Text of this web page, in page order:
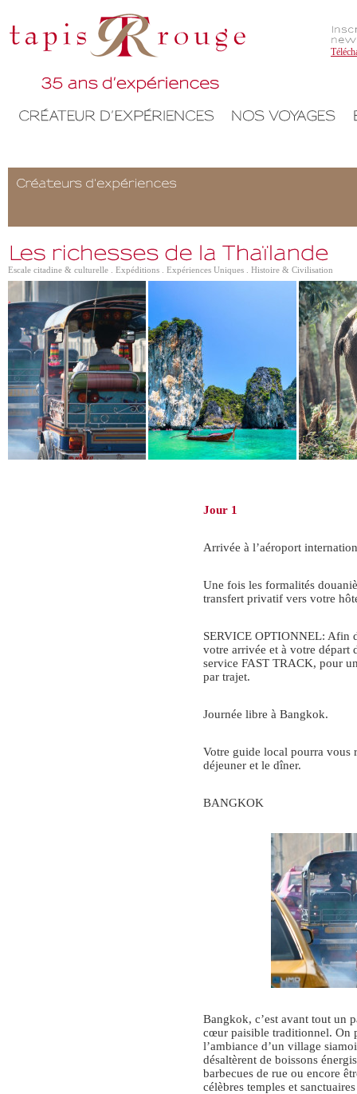
Escale citadine & culturelle . Expéditions . Expériences Uniques . Histoire & Civilisation
Jour 1
Arrivée à l’aéroport
Une fois les formalités
transfert privatif vers votre
SERVICE OPTIONNEL: Afin
votre arrivée et à votre départ
service FAST TRACK, pour
par trajet.
Journée libre à Bangkok.
Votre guide local pourra vous
déjeuner et le dîner.
BANGKOK
Bangkok, c’est avant tout un
cœur paisible traditionnel. On
l’ambiance d’un village
désaltèrent de boissons
barbecues de rue ou encore
célèbres temples et